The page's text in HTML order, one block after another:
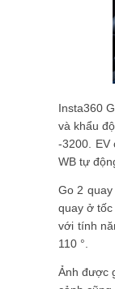
Insta360
và khẩu
-3200. EV
WB tự
Go 2
quay ở
với tính
110 °.
Ảnh được